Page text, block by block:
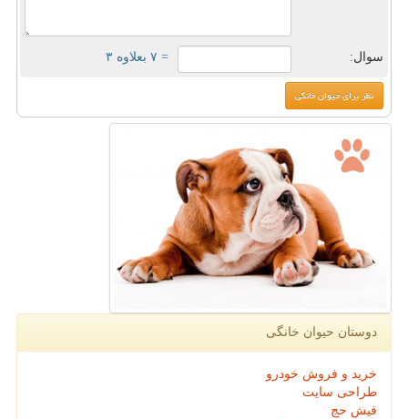
سوال: = ۷ بعلاوه ۳
دوستان حیوان خانگی
خرید و فروش خودرو
طراحی سایت
فیش حج